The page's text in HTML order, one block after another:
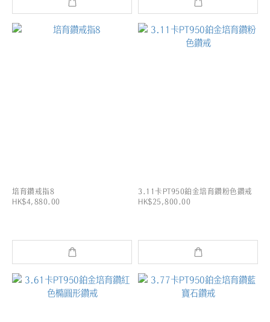
培育鑽戒指8
HK$4,880.00
3.11卡PT950鉑金培育鑽粉色鑽戒
HK$25,800.00